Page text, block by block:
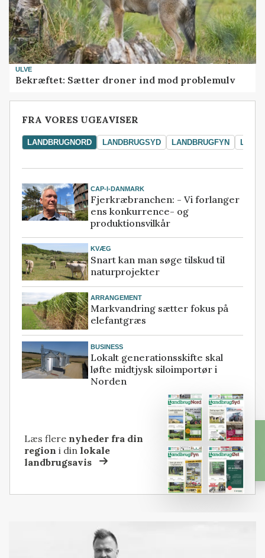
ULVE
Bekræftet: Sætter droner ind mod problemulv
FRA VORES UGEAVISER
LANDBRUGNORD LANDBRUGSYD LANDBRUGFYN
CAP-I-DANMARK
Fjerkræbranchen: - Vi forlanger
ens konkurrence- og
produktionsvilkår
KVÆG
Snart kan man søge tilskud til
naturprojekter
ARRANGEMENT
Markvandring sætter fokus på
elefantgræs
BUSINESS
Lokalt generationsskifte skal
løfte midtjysk siloimportør i
Norden
Læs flere nyheder fra din
region i dinlokale
landbrugsavis